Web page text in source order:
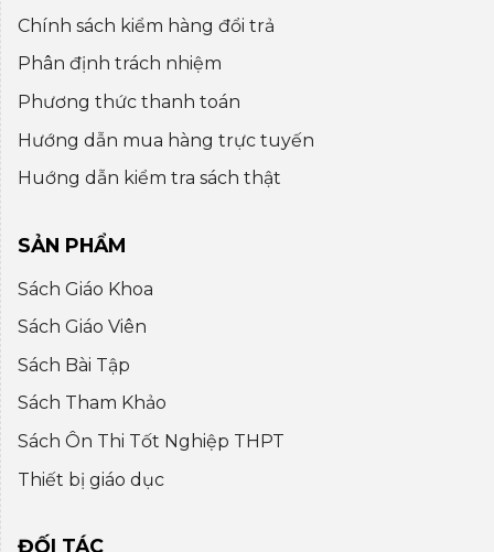
Chính sách kiểm hàng đổi trả
Phân định trách nhiệm
Phương thức thanh toán
Hướng dẫn mua hàng trực tuyến
Huớng dẫn kiểm tra sách thật
SẢN PHẨM
Sách Giáo Khoa
Sách Giáo Viên
Sách Bài Tập
Sách Tham Khảo
Sách Ôn Thi Tốt Nghiệp THPT
Thiết bị giáo dục
ĐỐI TÁC